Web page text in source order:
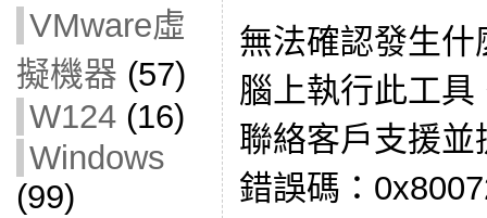
VMware虛
擬機器 (57)
W124(16)
Windows
(99)
無法確認發生
腦上執行此工
聯絡客戶支援
錯誤碼：